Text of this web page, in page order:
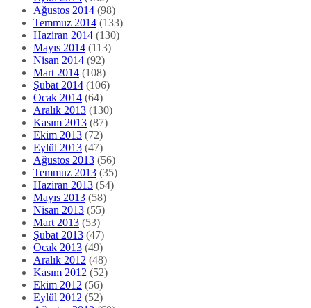
Ağustos 2014 (98)
Temmuz 2014 (133)
Haziran 2014 (130)
Mayıs 2014 (113)
Nisan 2014 (92)
Mart 2014 (108)
Şubat 2014 (106)
Ocak 2014 (64)
Aralık 2013 (130)
Kasım 2013 (87)
Ekim 2013 (72)
Eylül 2013 (47)
Ağustos 2013 (56)
Temmuz 2013 (35)
Haziran 2013 (54)
Mayıs 2013 (58)
Nisan 2013 (55)
Mart 2013 (53)
Şubat 2013 (47)
Ocak 2013 (49)
Aralık 2012 (48)
Kasım 2012 (52)
Ekim 2012 (56)
Eylül 2012 (52)